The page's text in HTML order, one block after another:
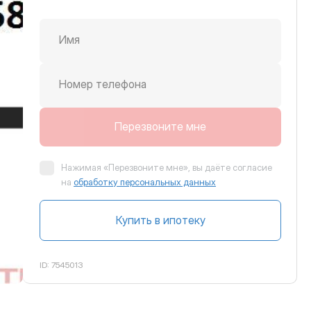
вправо
Имя
Номер телефона
Перезвоните мне
Нажимая «Перезвоните мне», вы даёте согласие
на обработку персональных данных
Купить в ипотеку
ID: 7545013